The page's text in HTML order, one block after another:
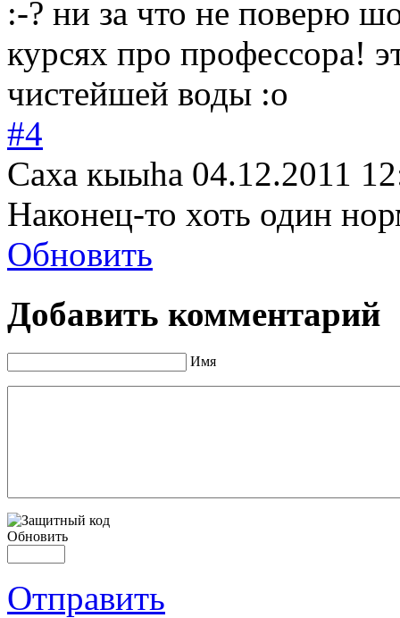
:-? ни за что не поверю
курсях про профессора!
чистейшей воды :o
#4
Саха кыыhа 04.12.2011
Наконец-то хоть один
Обновить
Добавить комментарий
Имя
Обновить
Отправить